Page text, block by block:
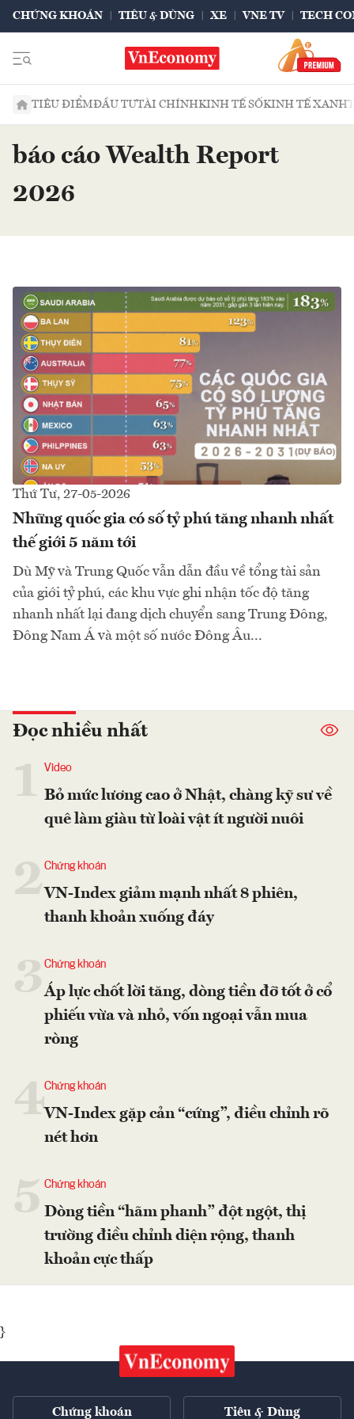
CHỨNG KHOÁN TIÊU & DÙNG XE VNE TV TECH
TIÊU ĐIỂMĐẦU TƯTÀI CHÍNHKINH TẾ SỐKINH TẾ XANH
báo cáo Wealth Report
2026
Thứ Tư, 27-05-2026
Những quốc gia có số tỷ phú tăng nhanh nhất
thế giới 5 năm tới
Dù Mỹ và Trung Quốc vẫn dẫn đầu về tổng tài sản
của giới tỷ phú, các khu vực ghi nhận tốc độ tăng
nhanh nhất lại đang dịch chuyển sang Trung Đông,
Đông Nam Á và một số nước Đông Âu...
Đọc nhiều nhất
Video
Bỏ mức lương cao ở Nhật, chàng kỹ sư về
quê làm giàu từ loài vật ít người nuôi
2Chứng khoán
VN-Index giảm mạnh nhất 8 phiên,
thanh khoản xuống đáy
Chứng khoán
Áp lực chốt lời tăng, dòng tiền đỡ tốt ở cổ
phiếu vừa và nhỏ, vốn ngoại vẫn mua
ròng
4Chứng khoán
VN-Index gặp cản “cứng”, điều chỉnh rõ
nét hơn
Chứng khoán
Dòng tiền “hãm phanh” đột ngột, thị
trường điều chỉnh diện rộng, thanh
khoản cực thấp
}
Chứng khoán Tiêu & Dùng